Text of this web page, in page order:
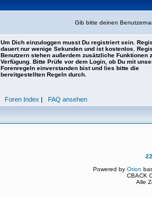
Gib bitte deinen
Um Dich einzuloggen musst Du registriert sein.
dauert nur wenige Sekunden und ist kostenlos.
Benutzern stehen außerdem zusätzliche Funktionen
Verfügung. Bitte Prüfe vor dem Login, ob Du mit
Forenregeln einverstanden bist und lies bitte die
bereitgestellten Regeln durch.
Foren Index | FAQ ansehen
Powered byOrion
CBACK
Alle